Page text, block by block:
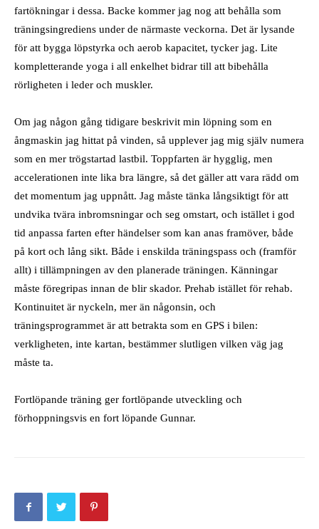
fartökningar i dessa. Backe kommer jag nog att behålla som
träningsingrediens under de närmaste veckorna. Det är lysande
för att bygga löpstyrka och aerob kapacitet, tycker jag. Lite
kompletterande yoga i all enkelhet bidrar till att bibehålla
rörligheten i leder och muskler.
Om jag någon gång tidigare beskrivit min löpning som en
ångmaskin jag hittat på vinden, så upplever jag mig själv numera
som en mer trögstartad lastbil. Toppfarten är hygglig, men
accelerationen inte lika bra längre, så det gäller att vara rädd om
det momentum jag uppnått. Jag måste tänka långsiktigt för att
undvika tvära inbromsningar och seg omstart, och istället i god
tid anpassa farten efter händelser som kan anas framöver, både
på kort och lång sikt. Både i enskilda träningspass och (framför
allt) i tillämpningen av den planerade träningen. Känningar
måste föregripas innan de blir skador. Prehab istället för rehab.
Kontinuitet är nyckeln, mer än någonsin, och
träningsprogrammet är att betrakta som en GPS i bilen:
verkligheten, inte kartan, bestämmer slutligen vilken väg jag
måste ta.
Fortlöpande träning ger fortlöpande utveckling och
förhoppningsvis en fort löpande Gunnar.